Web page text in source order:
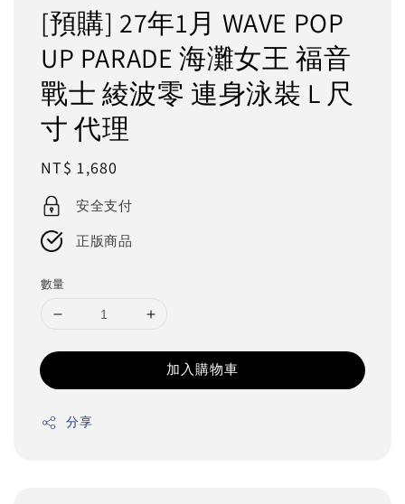
[預購] 27年1月 WAVE POP
UP PARADE 海灘女王 福音
戰士 綾波零 連身泳裝 L 尺
寸 代理
Regular
price
NT$ 1,680
安全支付
正版商品
數量
加入購物車
分享